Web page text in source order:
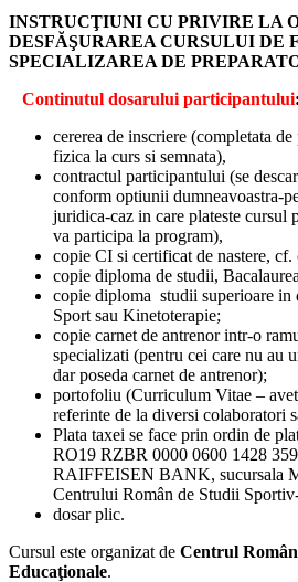
INSTRUCŢIUNI CU PRIVIRE LA
DESFĂŞURAREA CURSULUI DE
SPECIALIZAREA DE
Continutul dosarului participantului:
cererea de inscriere (completata
fizica la curs si semnata),
contractul participantului (se
conform optiunii dumneavoastra-
juridica-caz in care plateste cursul
va participa la program),
copie CI si certificat de nastere,
copie diploma de studii,
copie diploma studii superioare in
Sport sau Kinetoterapie;
copie carnet de antrenor intr-o
specializati (pentru cei care nu au
dar poseda carnet de antrenor);
portofoliu (Curriculum Vitae –
referinte de la diversi colaboratori
Plata taxei se face prin ordin de
RO19 RZBR 0000 0600 1428
RAIFFEISEN BANK, sucursala
Centrului Român de Studii
dosar plic.
Cursul este organizat de Centrul
Educaţionale.